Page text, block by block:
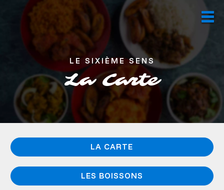
LE SIXIÈME SENS
La Carte
LA CARTE
LES BOISSONS